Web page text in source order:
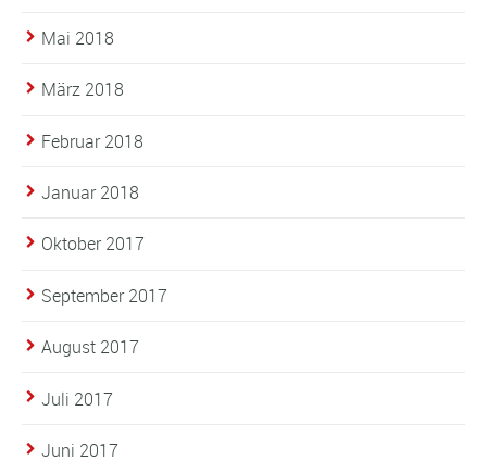
Mai 2018
März 2018
Februar 2018
Januar 2018
Oktober 2017
September 2017
August 2017
Juli 2017
Juni 2017